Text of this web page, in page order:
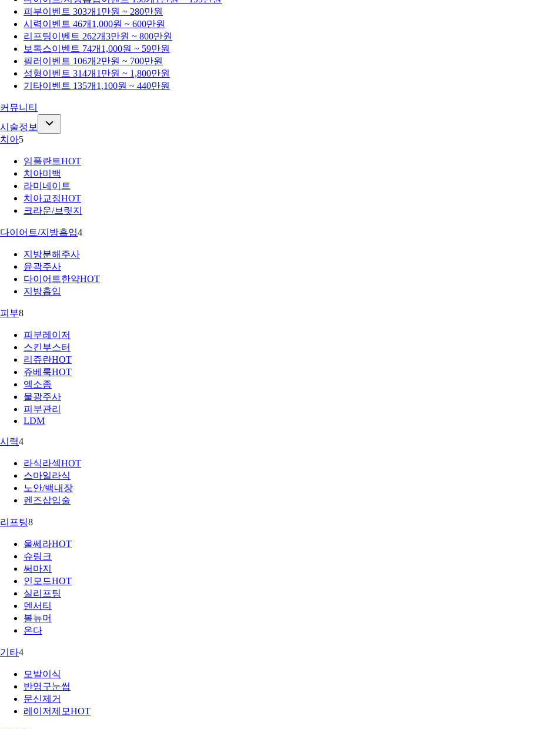
피부이벤트 303개 1만원 ~ 280만원
시력이벤트 46개 1,000원 ~ 600만원
리프팅이벤트 262개3만원 ~ 800만원
보톡스이벤트 74개 1,000원 ~ 59만원
필러 이벤트 106개 2만원 ~ 700만원
성형이벤트 314개 1만원 ~ 1,800만원
기타이벤트 135개 1,100원 ~ 440만원
커뮤니티
시술정보
치아5
임플란트HOT
치아미백
라미네이트
치아교정HOT
크라운/브릿지
다이어트/지방흡입4
지방분해주사
윤곽주사
다이어트한약HOT
지방흡입
피부8
피부레이저
스킨부스터
리쥬란HOT
쥬베룩HOT
엑소좀
물광주사
피부관리
LDM
시력4
라식라섹HOT
스마일라식
노안/백내장
렌즈삽입술
리프팅8
울쎄라HOT
슈링크
써마지
인모드HOT
실리프팅
덴서티
볼뉴머
온다
기타4
모발이식
반영구눈썹
문신제거
레이저제모HOT